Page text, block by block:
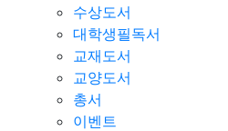
수상도서
대학생필독서
교재도서
교양도서
총서
이벤트